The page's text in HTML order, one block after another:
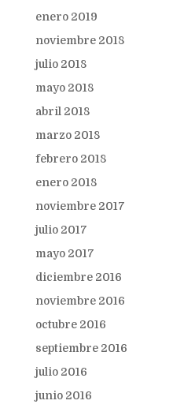
enero 2019
noviembre 2018
julio 2018
mayo 2018
abril 2018
marzo 2018
febrero 2018
enero 2018
noviembre 2017
julio 2017
mayo 2017
diciembre 2016
noviembre 2016
octubre 2016
septiembre 2016
julio 2016
junio 2016